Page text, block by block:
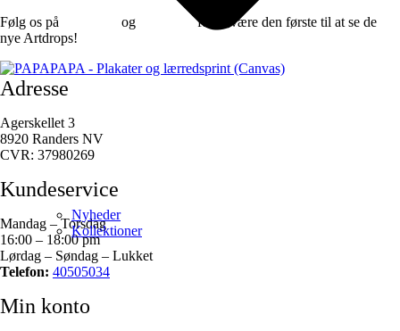
Nyheder
Kollektioner
Følg os på og instagramfor at være den første til at se de
nye Artdrops!
Adresse
Agerskellet 3
8920 Randers NV
CVR: 37980269
Kundeservice
Mandag – Torsdag
16:00 – 18:00 pm
Lørdag – Søndag – Lukket
Telefon: 40505034
Min konto